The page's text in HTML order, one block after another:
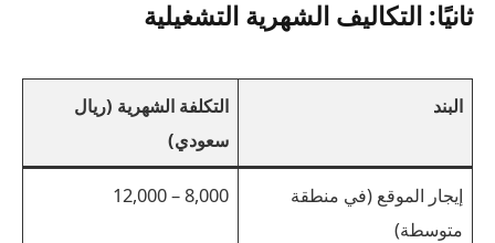
ثانيًا: التكاليف الشهرية التشغيلية
البند
التكلفة الشهرية (ريال
سعودي)
إيجار الموقع (في منطقة
متوسطة)
8,000 – 12,000